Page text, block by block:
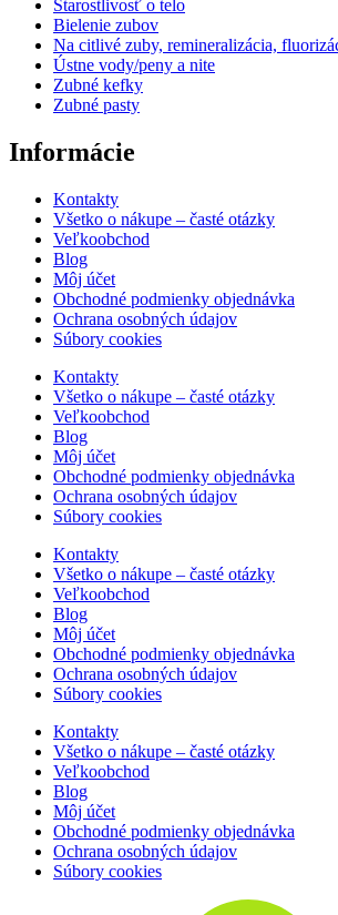
Starostlivosť o telo
Bielenie zubov
Na citlivé zuby, remineralizácia,
Ústne vody/peny a nite
Zubné kefky
Zubné pasty
Informácie
Kontakty
Všetko o nákupe – časté otázky
Veľkoobchod
Blog
Môj účet
Obchodné podmienky objednávka
Ochrana osobných údajov
Súbory cookies
Kontakty
Všetko o nákupe – časté otázky
Veľkoobchod
Blog
Môj účet
Obchodné podmienky objednávka
Ochrana osobných údajov
Súbory cookies
Kontakty
Všetko o nákupe – časté otázky
Veľkoobchod
Blog
Môj účet
Obchodné podmienky objednávka
Ochrana osobných údajov
Súbory cookies
Kontakty
Všetko o nákupe – časté otázky
Veľkoobchod
Blog
Môj účet
Obchodné podmienky objednávka
Ochrana osobných údajov
Súbory cookies